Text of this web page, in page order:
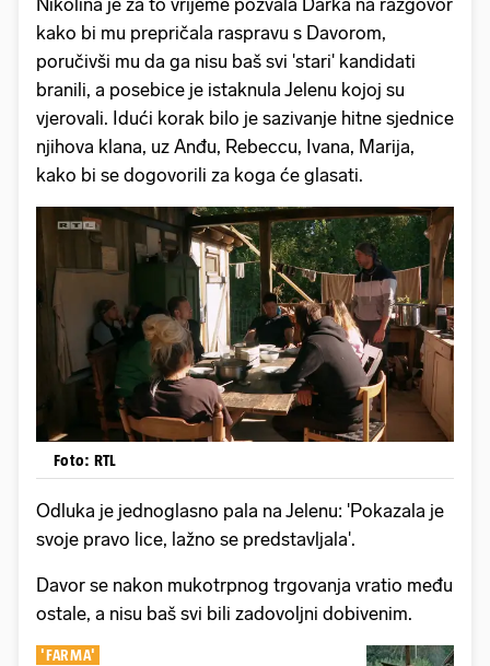
kako bi mu prepričala raspravu s Davorom,
poručivši mu da ga nisu baš svi 'stari' kandidati
branili, a posebice je istaknula Jelenu kojoj su
vjerovali. Idući korak bilo je sazivanje hitne sjednice
njihova klana, uz Anđu, Rebeccu, Ivana, Marija,
kako bi se dogovorili za koga će glasati.
Foto: RTL
Odluka je jednoglasno pala na Jelenu: 'Pokazala je
svoje pravo lice, lažno se predstavljala'.
Davor se nakon mukotrpnog trgovanja vratio među
ostale, a nisu baš svi bili zadovoljni dobivenim.
'FARMA'